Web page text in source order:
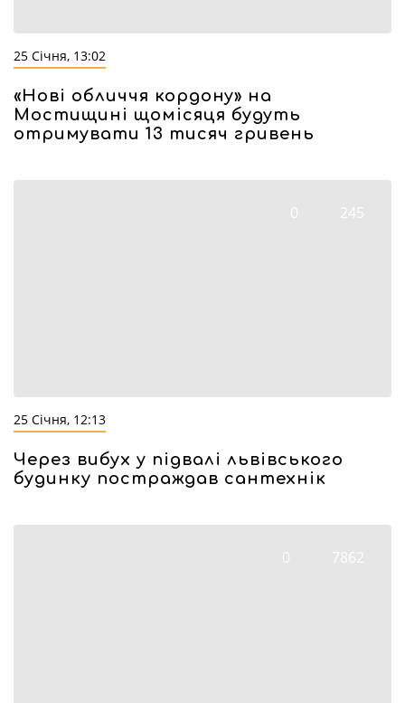
25 Січня, 13:02
«Нові обличчя кордону» на
Мостищині щомісяця будуть
отримувати 13 тисяч гривень
0 245
25 Січня, 12:13
Через вибух у підвалі львівського
будинку постраждав сантехнік
0 7862